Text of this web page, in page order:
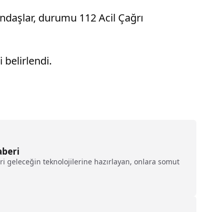
durumu 112 Acil Çağrı
belirlendi.
geleceğin teknolojilerine hazırlayan, onlara somut